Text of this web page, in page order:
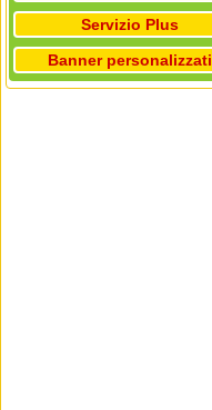
Servizio Plus
Banner personalizzati